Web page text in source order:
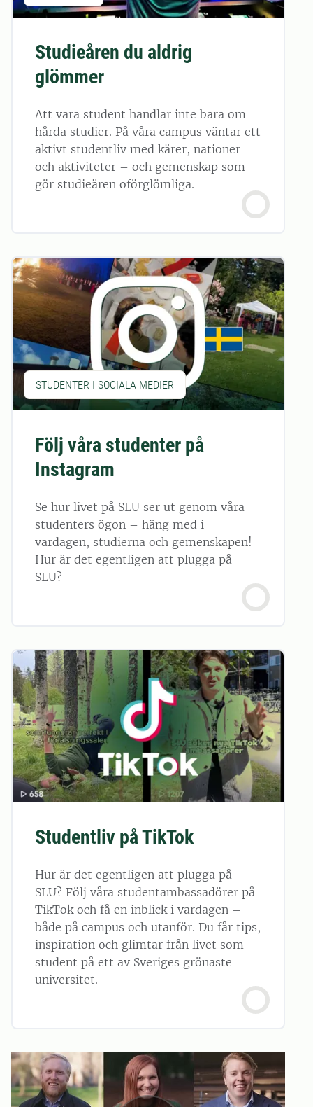
Studieåren du aldrig
glömmer
Att vara student handlar inte bara om
hårda studier. På våra campus väntar ett
aktivt studentliv med kårer, nationer
och aktiviteter – och gemenskap som
gör studieåren oförglömliga.
STUDENTER I SOCIALA MEDIER
Följ våra studenter på
Instagram
Se hur livet på SLU ser ut genom våra
studenters ögon – häng med i
vardagen, studierna och gemenskapen!
Hur är det egentligen att plugga på
SLU?
Studentliv på TikTok
Hur är det egentligen att plugga på
SLU? Följ våra studentambassadörer på
TikTok och få en inblick i vardagen –
både på campus och utanför. Du får tips,
inspiration och glimtar från livet som
student på ett av Sveriges grönaste
universitet.